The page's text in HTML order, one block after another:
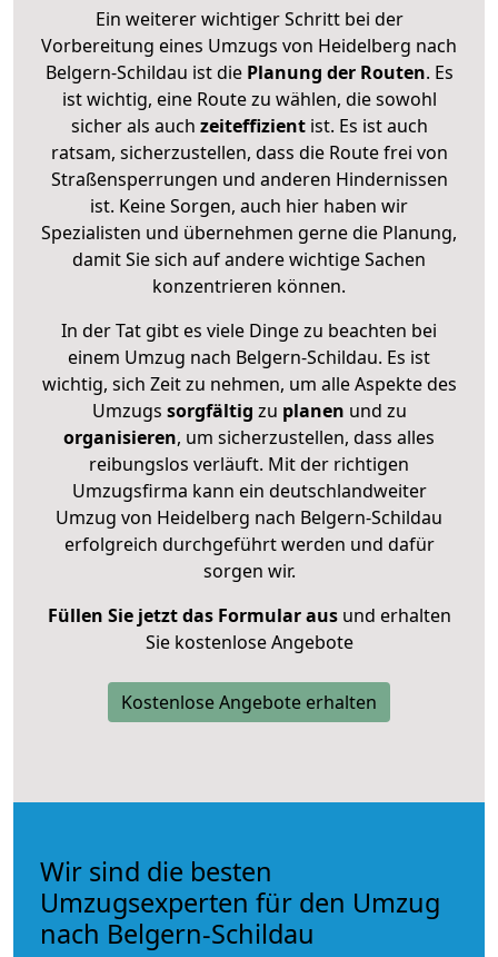
Ein weiterer wichtiger Schritt bei der
Vorbereitung eines Umzugs von Heidelberg nach
Belgern-Schildau ist diePlanung der Routen. Es
ist wichtig, eine Route zu wählen, die sowohl
sicher als auch zeiteffizientist. Es ist auch
ratsam, sicherzustellen, dass die Route frei von
Straßensperrungen und anderen Hindernissen
ist. Keine Sorgen, auch hier haben wir
Spezialisten und übernehmen gerne die Planung,
damit Sie sich auf andere wichtige Sachen
konzentrieren können.
In der Tat gibt es viele Dinge zu beachten bei
einem Umzug nach Belgern-Schildau. Es ist
wichtig, sich Zeit zu nehmen, um alle Aspekte des
Umzugs sorgfältig zu planen und zu
organisieren, um sicherzustellen, dass alles
reibungslos verläuft. Mit der richtigen
Umzugsfirma kann ein deutschlandweiter
Umzug von Heidelberg nach Belgern-Schildau
erfolgreich durchgeführt werden und dafür
sorgen wir.
Füllen Sie jetzt das Formular ausund erhalten
Sie kostenlose Angebote
Kostenlose Angebote erhalten
Wir sind die besten
Umzugsexperten für den Umzug
nach Belgern-Schildau